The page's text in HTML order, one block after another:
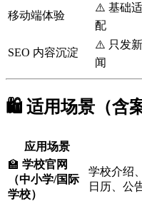
移动端体验
⚠️ 基础适
配
SEO 内容沉淀
⚠️ 只发新
闻
🛍️ 适用场景（含案
应用场景
🏫 学校官网
（中小学/国际
学校）
学校介绍
日历、公